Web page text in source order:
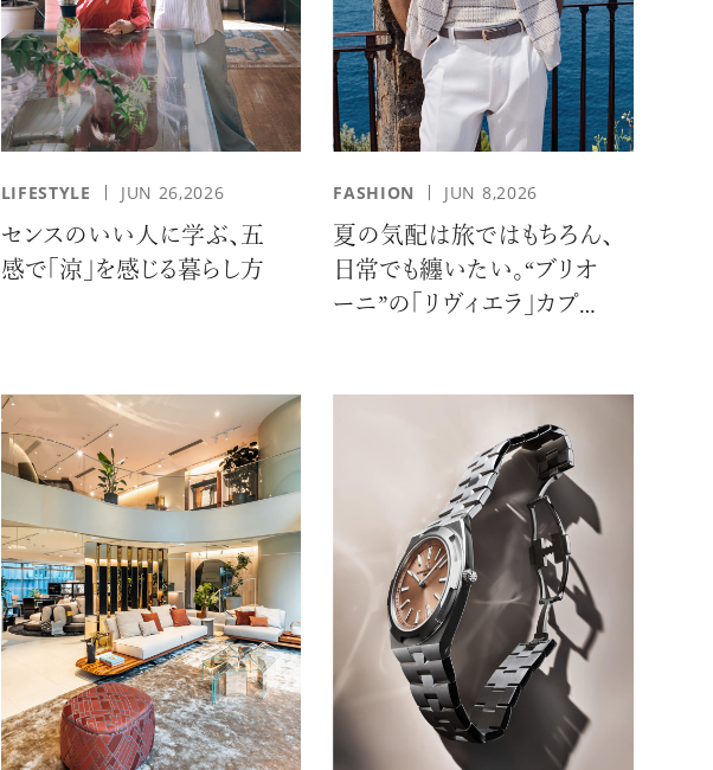
LIFESTYLE JUN 26,2026
センスのいい人に学ぶ、五
感で「涼」を感じる暮らし方
FASHION JUN 8,2026
夏の気配は旅ではもちろん、
日常でも纏いたい。“ブリオ
ーニ”の「リヴィエラ」カプセ